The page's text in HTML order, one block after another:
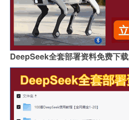
DeepSeek全套部署资料免费下载